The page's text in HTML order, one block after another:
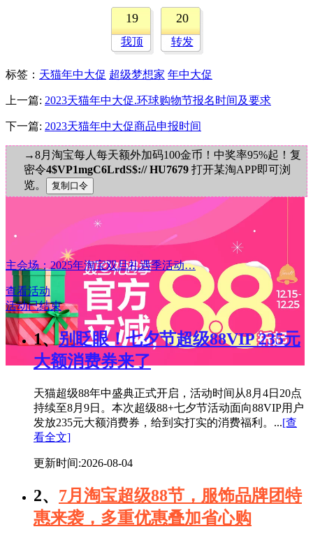
19
我顶
20
转发
标签 ： 天猫年中大促 超级梦想家 年中大促
上一篇: 2023天猫年中大促.环球购物节报名时间及要求
下一篇: 2023天猫年中大促商品申报时间
→8月淘宝每人每天额外加码100金币！中奖率95%起！复
密令4$VP1mgC6LrdS$:// HU7679 打开某淘APP即可浏
览。
主会场：2025年淘宝双旦礼遇季活动…
查看活动
活动已结束
1、 别眨眼！七夕节超级88VIP 235元
大额消费券来了
天猫超级88年中盛典正式开启，活动时间从8月4日20点
持续至8月9日。本次超级88+七夕节活动面向88VIP用户
发放235元大额消费券，给到实打实的消费福利。...[查
看全文]
更新时间:2026-08-04
2、 7月淘宝超级88节，服饰品牌团特
惠来袭，多重优惠叠加省心购